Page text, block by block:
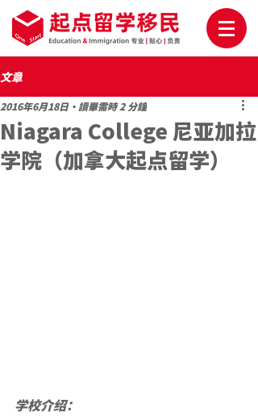
文章
Niagara College 尼亚加拉
学院（加拿大起点留学）
2016年6月18日 讀畢需時 2 分鐘
学校介绍：